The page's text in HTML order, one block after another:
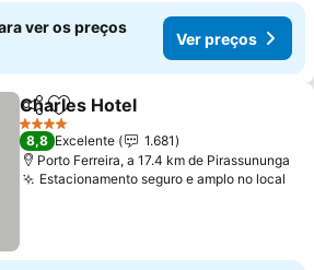
ver os preços
Ver preços
PartilharAdicionar aos favoritos
Charles Hotel
4 Estrelas
8,8 Excelente
1.681
Porto Ferreira, a 17.4 km de Pirassununga
Estacionamento seguro e amplo no local